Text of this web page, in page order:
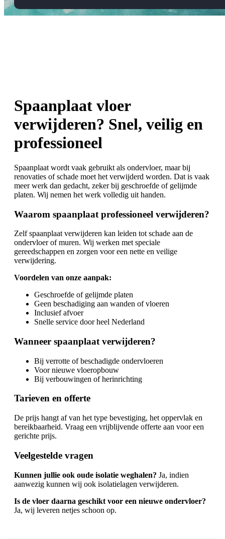
Spaanplaat vloer
verwijderen? Snel, veilig en
professioneel
Spaanplaat wordt vaak gebruikt als ondervloer, maar bij
renovaties of schade moet het verwijderd worden. Dat is vaak
meer werk dan gedacht, zeker bij geschroefde of gelijmde
platen. Wij nemen het werk volledig uit handen.
Waarom spaanplaat professioneel verwijderen?
Zelf spaanplaat verwijderen kan leiden tot schade aan de
ondervloer of muren. Wij werken met speciale
gereedschappen en zorgen voor een nette en veilige
verwijdering.
Voordelen van onze aanpak:
Geschroefde of gelijmde platen
Geen beschadiging aan wanden of vloeren
Inclusief afvoer
Snelle service door heel Nederland
Wanneer spaanplaat verwijderen?
Bij verrotte of beschadigde ondervloeren
Voor nieuwe vloeropbouw
Bij verbouwingen of herinrichting
Tarieven en offerte
De prijs hangt af van het type bevestiging, het oppervlak en
bereikbaarheid. Vraag een vrijblijvende offerte aan voor een
gerichte prijs.
Veelgestelde vragen
Kunnen jullie ook oude isolatie weghalen? Ja, indien
aanwezig kunnen wij ook isolatielagen verwijderen.
Is de vloer daarna geschikt voor een nieuwe ondervloer?
Ja, wij leveren netjes schoon op.